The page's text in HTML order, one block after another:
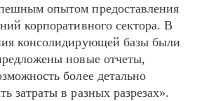
опытом предоставления
корпоративного сектора. В
консолидирующей базы были
новые отчеты,
более детально
затраты в разных разрезах».